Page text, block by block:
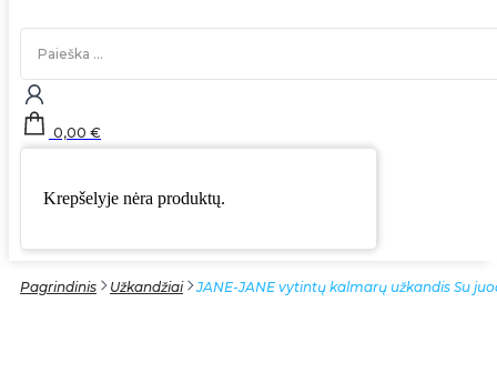
Search
0,00 €
Krepšelyje nėra produktų.
Pagrindinis Užkandžiai JANE-JANE vytintų kalmarų užkandis Su